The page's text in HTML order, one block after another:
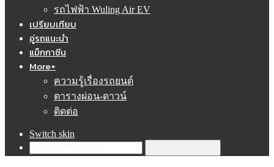
รถไฟฟ้า Wuling Air EV
เปรียบเทียบ
อู่รถแนะนำ
แม็กกาซีน
More+
ความรู้เรื่องรถยนต์
ตารางผ่อน-ดาวน์
ติดต่อ
Switch skin